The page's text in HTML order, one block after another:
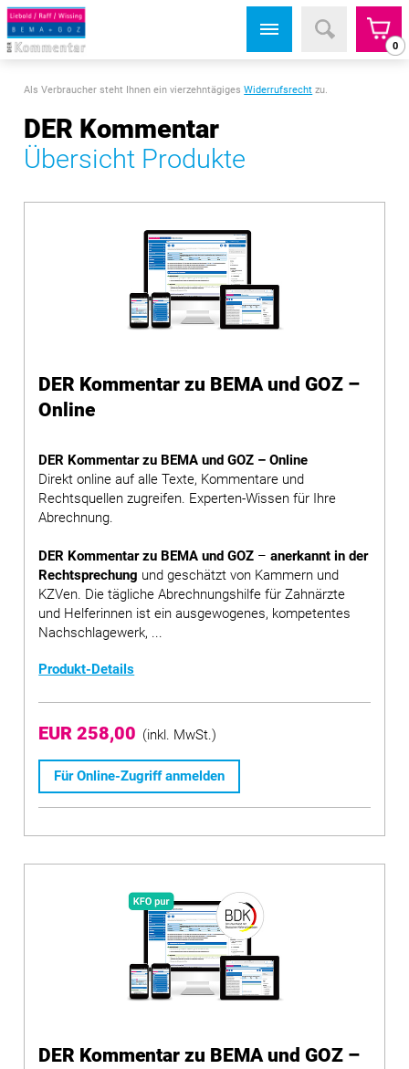
0
Als Verbraucher steht Ihnen ein vierzehntägigesWiderrufsrecht zu.
DER Kommentar
Übersicht Produkte
DER Kommentar zu BEMA und GOZ –
Online
DER Kommentar zu BEMA und GOZ – Online
Direkt online auf alle Texte, Kommentare und
Rechtsquellen zugreifen. Experten-Wissen für Ihre
Abrechnung.
DER Kommentar zu BEMA und GOZ – anerkannt in der
Rechtsprechung und geschätzt von Kammern und
KZVen. Die tägliche Abrechnungshilfe für Zahnärzte
und Helferinnen ist ein ausgewogenes, kompetentes
Nachschlagewerk, ...
Produkt-Details
EUR 258,00 (inkl. MwSt.)
Für Online-Zugriff anmelden
DER Kommentar zu BEMA und GOZ –